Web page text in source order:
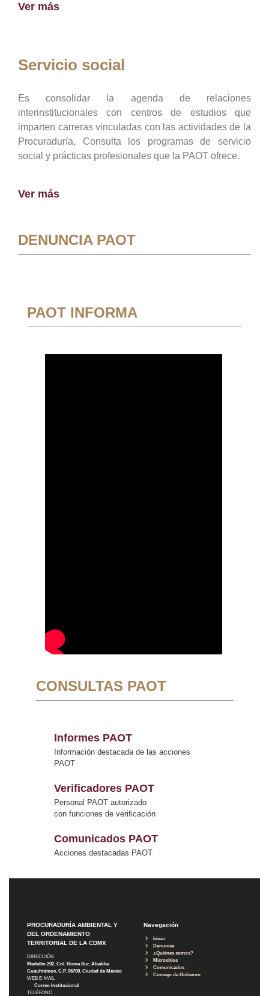
Ver más
Servicio social
Es consolidar la agenda de relaciones
interinstitucionales con centros de estudios que
imparten carreras vinculadas con las actividades de la
Procuraduría, Consulta los programas de servicio
social y prácticas profesionales que la PAOT ofrece.
Ver más
DENUNCIA PAOT
PAOT INFORMA
CONSULTAS PAOT
Informes PAOT
Información destacada de las acciones
PAOT
Verificadores PAOT
Personal PAOT autorizado
con funciones de verificación
Comunicados PAOT
Acciones destacadas PAOT
PROCURADURÍA AMBIENTAL Y
DEL ORDENAMIENTO
TERRITORIAL DE LA CDMX
DIRECCIÓN
Medellín 202, Col. Roma Sur, Alcaldía
Cuauhtémoc, C.P. 06700, Ciudad de México
WEB E-MAIL
Correo Institucional
TELÉFONO
Navegación
Inicio
Denuncia
¿Quiénes somos?
Micrositios
Comunicados
Consejo de Gobierno